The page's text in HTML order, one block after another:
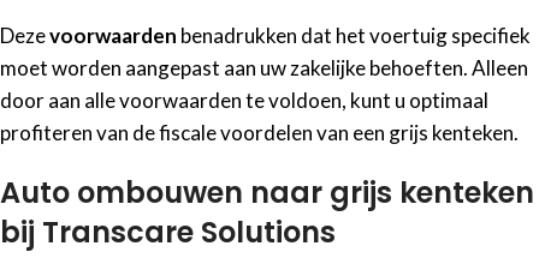
Dezevoorwaarden benadrukken dat het voertuig specifiek
moet worden aangepast aan uw zakelijke behoeften. Alleen
door aan alle voorwaarden te voldoen, kunt u optimaal
profiteren van de fiscale voordelen van een grijs kenteken.
Auto ombouwen naar grijs kenteken
bij Transcare Solutions